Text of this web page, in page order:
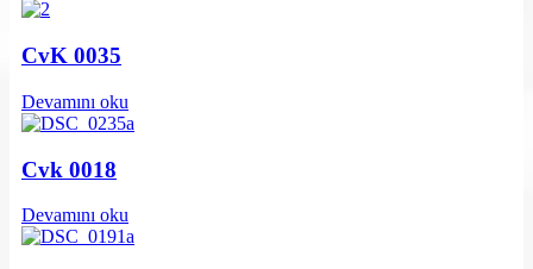
CvK 0035
Devamını oku
Cvk 0018
Devamını oku